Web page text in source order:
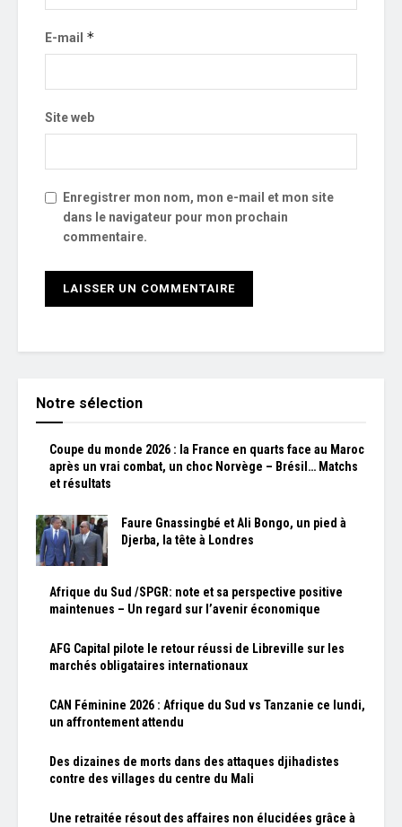
E-mail *
Site web
Enregistrer mon nom, mon e-mail et mon site
dans le navigateur pour mon prochain
commentaire.
Notre sélection
Coupe du monde 2026 : la France en quarts face au Maroc
après un vrai combat, un choc Norvège – Brésil… Matchs
et résultats
Faure Gnassingbé et Ali Bongo, un pied à
Djerba, la tête à Londres
Afrique du Sud /SPGR: note et sa perspective positive
maintenues – Un regard sur l’avenir économique
AFG Capital pilote le retour réussi de Libreville sur les
marchés obligataires internationaux
CAN Féminine 2026 : Afrique du Sud vs Tanzanie ce lundi,
un affrontement attendu
Des dizaines de morts dans des attaques djihadistes
contre des villages du centre du Mali
Une retraitée résout des affaires non élucidées grâce à